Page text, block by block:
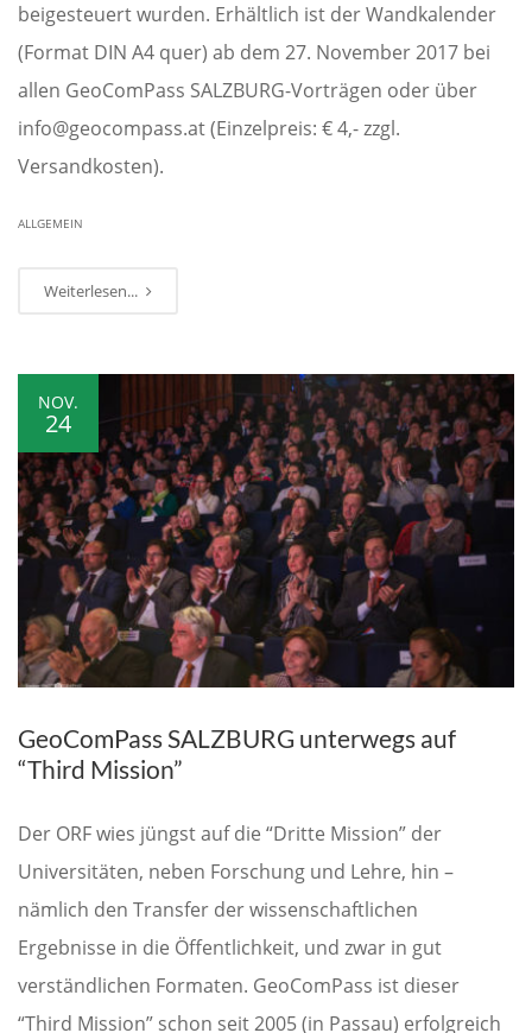
beigesteuert wurden. Erhältlich ist der Wandkalender
(Format DIN A4 quer) ab dem 27. November 2017 bei
allen GeoComPass SALZBURG-Vorträgen oder über
info@geocompass.at (Einzelpreis: € 4,- zzgl.
Versandkosten).
ALLGEMEIN
Weiterlesen...
NOV.
24
GeoComPass SALZBURG unterwegs auf
“Third Mission”
Der ORF wies jüngst auf die “Dritte Mission” der
Universitäten, neben Forschung und Lehre, hin –
nämlich den Transfer der wissenschaftlichen
Ergebnisse in die Öffentlichkeit, und zwar in gut
verständlichen Formaten. GeoComPass ist dieser
“Third Mission” schon seit 2005 (in Passau) erfolgreich